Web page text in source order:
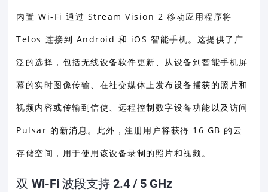
内置 Wi-Fi 通过 Stream Vision 2 移动应用程序将
Telos 连接到 Android 和 iOS 智能手机。这提供了广
泛的选择，包括无线设备软件更新、从设备到智能手机屏
幕的实时图像传输、在社交媒体上发布设备捕获的照片和
视频内容或传输到信使、远程控制数字设备功能以及访问
Pulsar 的新消息。此外，注册用户将获得 16 GB 的云
存储空间，用于使用该设备录制的照片和视频。
双 Wi-Fi 波段支持 2.4 / 5 GHz